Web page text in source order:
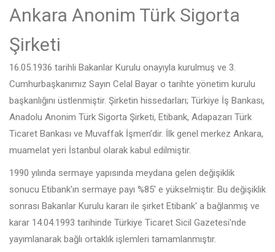
Ankara Anonim Türk Sigorta
Şirketi
16.05.1936 tarihli Bakanlar Kurulu onayıyla kurulmuş ve 3.
Cumhurbaşkanımız Sayın Celal Bayar o tarihte yönetim kurulu
başkanlığını üstlenmiştir. Şirketin hissedarları; Türkiye İş Bankası,
Anadolu Anonim Türk Sigorta Şirketi, Etibank, Adapazarı Türk
Ticaret Bankası ve Muvaffak İşmen’dir. İlk genel merkez Ankara,
muamelat yeri İstanbul olarak kabul edilmiştir.
1990 yılında sermaye yapısında meydana gelen değişiklik
sonucu Etibank'ın sermaye payı %85' e yükselmiştir. Bu değişiklik
sonrası Bakanlar Kurulu kararı ile şirket Etibank' a bağlanmış ve
karar 14.04.1993 tarihinde Türkiye Ticaret Sicil Gazetesi'nde
yayımlanarak bağlı ortaklık işlemleri tamamlanmıştır.